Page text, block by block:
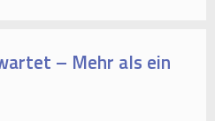
– Mehr als ein